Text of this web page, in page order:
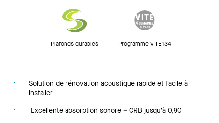
Plafonds durables Programme VITE134
Solution de rénovation acoustique rapide et facile à
installer
Excellente absorption sonore – CRB jusqu’à 0,90